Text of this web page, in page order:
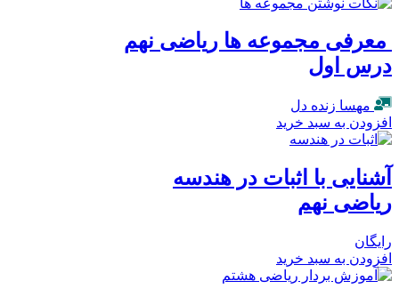
معرفی مجموعه ها ریاضی نهم
درس اول
مهسا زنده دل
افزودن به سبد خرید
آشنایی با اثبات در هندسه
ریاضی نهم
رایگان
افزودن به سبد خرید